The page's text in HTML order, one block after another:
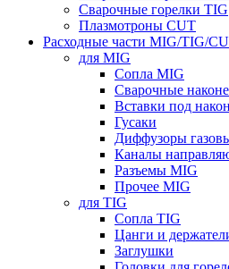
Сварочные горелки TIG
Плазмотроны CUT
Расходные части MIG/TIG/
для MIG
Сопла MIG
Сварочные
Вставки под
Гусаки
Диффузоры
Каналы
Разъемы MIG
Прочее MIG
для TIG
Сопла TIG
Цанги и
Заглушки